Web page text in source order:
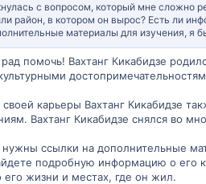
с вопросом, который мне сложно
район, в котором он вырос? Есть ли
материалы для изучения, я
помочь! Вахтанг Кикабидзе
карьеры Вахтанг Кикабидзе
Вахтанг Кикабидзе снялся во
ссылки на дополнительные
подробную информацию о его
жизни и местах, где он жил.